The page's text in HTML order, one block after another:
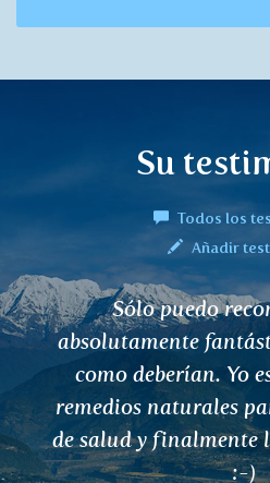
Su
Todos los
Añadir
Sólo puedo
absolutamente
como deberían. Yo
remedios naturales para
de salud y finalmente los
:-)